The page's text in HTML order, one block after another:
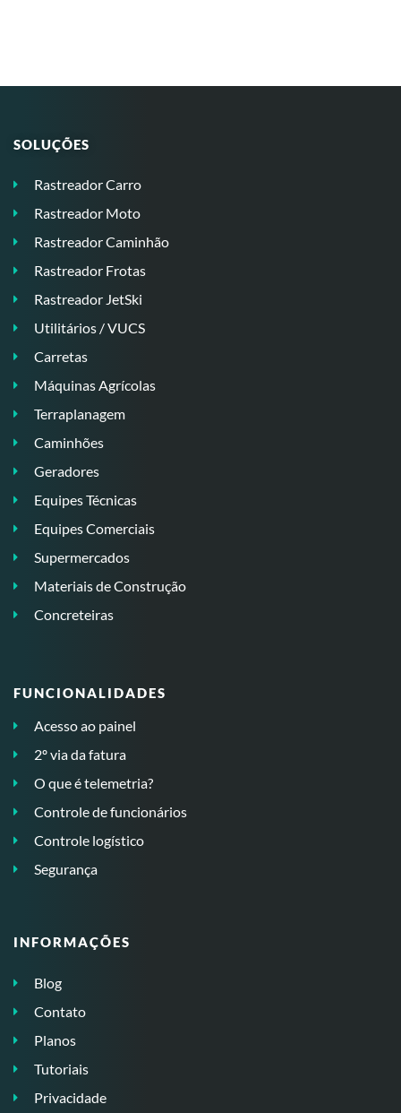
SOLUÇÕES
Rastreador Carro
Rastreador Moto
Rastreador Caminhão
Rastreador Frotas
Rastreador JetSki
Utilitários / VUCS
Carretas
Máquinas Agrícolas
Terraplanagem
Caminhões
Geradores
Equipes Técnicas
Equipes Comerciais
Supermercados
Materiais de Construção
Concreteiras
FUNCIONALIDADES
Acesso ao painel
2º via da fatura
O que é telemetria?
Controle de funcionários
Controle logístico
Segurança
INFORMAÇÕES
Blog
Contato
Planos
Tutoriais
Privacidade